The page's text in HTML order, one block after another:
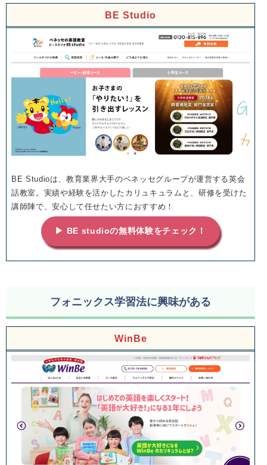
BE Studio
BE Studioは、教育業界大手のベネッセグループが運営する英会
話教室。実績や経験を活かしたカリュキュラムと、研修を受けた
講師陣で、安心して任せたい方におすすめ！
▶ BE studioの無料体験をチェック！
フォニックス学習法に興味がある
WinBe